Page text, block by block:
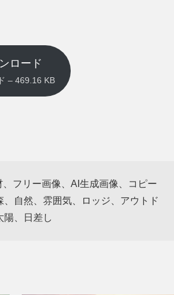
ロード
– 469.16 KB
フリー画像、AI生成画像、コピー
自然、雰囲気、ロッジ、アウトド
陽、日差し